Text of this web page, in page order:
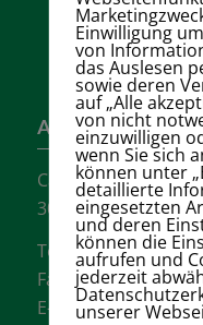
Adresse
Carl-Loges-Str.12
30657 Hannover
Tel.: + 49 511-
Fax: + 49 511-
E-Mail:info@tvgw-
Einwilligung
von
das Auslesen
sowie deren
auf „Alle
von nicht
einzuwilligen
wenn Sie sich
können unter
detaillierte
eingesetzten
und deren
können die
aufrufen und
jederzeit
unserer